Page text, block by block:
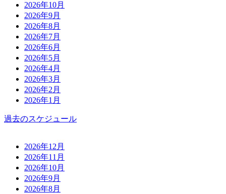
2026年10月
2026年9月
2026年8月
2026年7月
2026年6月
2026年5月
2026年4月
2026年3月
2026年2月
2026年1月
過去のスケジュール
2026年12月
2026年11月
2026年10月
2026年9月
2026年8月